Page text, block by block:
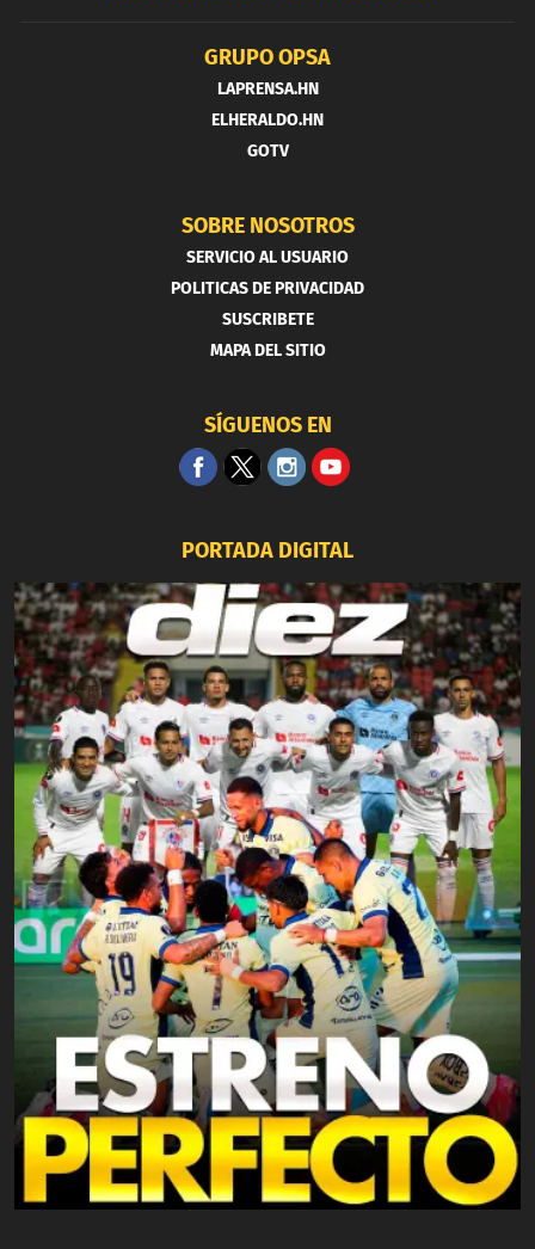
GRUPO OPSA
LAPRENSA.HN
ELHERALDO.HN
GOTV
SOBRE NOSOTROS
SERVICIO AL USUARIO
POLITICAS DE PRIVACIDAD
SUSCRIBETE
MAPA DEL SITIO
SÍGUENOS EN
PORTADA DIGITAL